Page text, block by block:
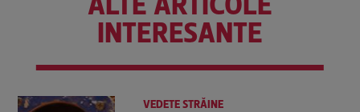
INTERESANTE
VEDETE STRĂINE